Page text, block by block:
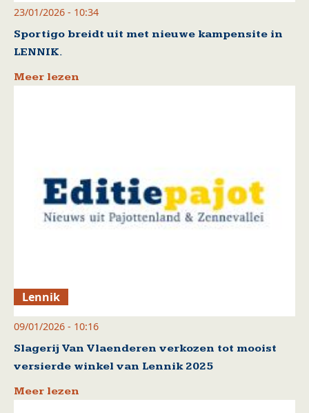
23/01/2026 - 10:34
Sportigo breidt uit met nieuwe kampensite in
LENNIK.
Meer lezen
Lennik
09/01/2026 - 10:16
Slagerij Van Vlaenderen verkozen tot mooist
versierde winkel van Lennik 2025
Meer lezen